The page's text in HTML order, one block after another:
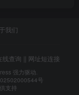
我们
线查询 || 网址短连接
强力驱动.
号
支持